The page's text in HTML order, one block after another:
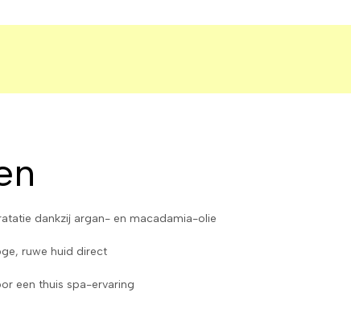
dankzij argan- en macadamia-olie
ruwe huid direct
een thuis spa-ervaring